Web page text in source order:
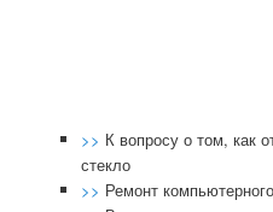
>> К вопросу о том, как
стекло
>> Ремонт